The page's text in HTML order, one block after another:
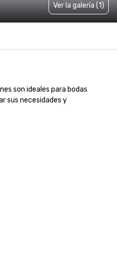
Ver la galería (1)
son ideales para bodas
sus necesidades y